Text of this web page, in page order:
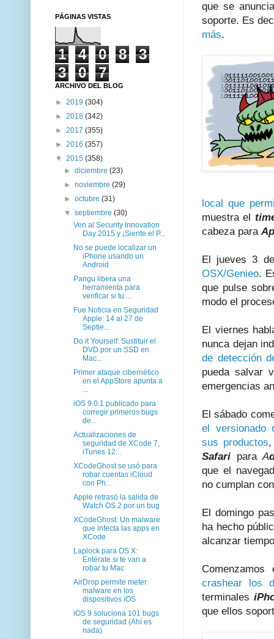
que se
soporte. Es
más.
local que
muestra el
cabeza para
El jueves 3
OSX/Genieo.
que pulse
modo el
El viernes
nunca dejan
de detección
pueda salvar
emergencias
El sábado
el versionado
sus productos,
Safari paraA
que el
no cumplan
El domingo
ha hecho
alcanzar
crashear los
terminales
que ellos
PÁGINAS VISTAS
1 4 0 8
3
3
0 7
ARCHIVO DEL BLOG
► 2019 (304)
► 2018 (342)
► 2017 (355)
► 2016 (357)
▼ 2015 (358)
►diciembre(23)
►noviembre(29)
►octubre(31)
▼septiembre(30)
Ven al Security Innovation
Day 2015 y ¡Siente el P...
No se puede localizar un
iPhone usando un
Android
Pangu libera una
herramienta para
verificar si tu ...
Fue Noticia en Seguridad
Apple: 14 al 27 de
Septie...
Do it Yourself: Sustituir el
DVD por un SSD en
Mac...
Primer ataque cibernético
en el AppStore apunta a
iOS 9.0.1 publicado para
corregir primeros bugs
de...
Actualizaciones de
seguridad de XCode 7,
iTunes 12...
XCodeGhost se usó para
robar cuentas iCloud
con Ph...
Apple retrasó la salida de
Watch OS 2 por un bug
XCodeGhost: Un malware
que infecta las apps en
XCode
Laplock para OS X:
Entérate si te van a
robar tu Mac
AirDrop permite meter
malware en los
dispositivos iOS
iOS 9 soluciona 101 bugs
de seguridad (Ahí es
nada)